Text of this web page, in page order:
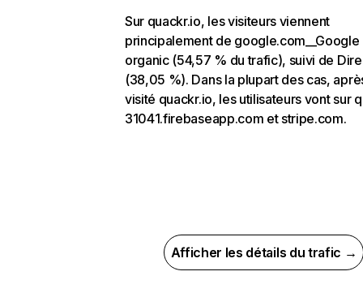
Sur quackr.io, les visiteurs viennent
principalement de google.com__Google
organic (54,57 % du trafic), suivi de
(38,05 %). Dans la plupart des cas,
visité quackr.io, les utilisateurs vont sur
31041.firebaseapp.com et stripe.com.
Afficher les détails du trafic →